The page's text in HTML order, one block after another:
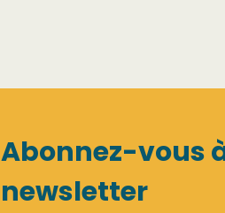
Abonnez-vous
newsletter